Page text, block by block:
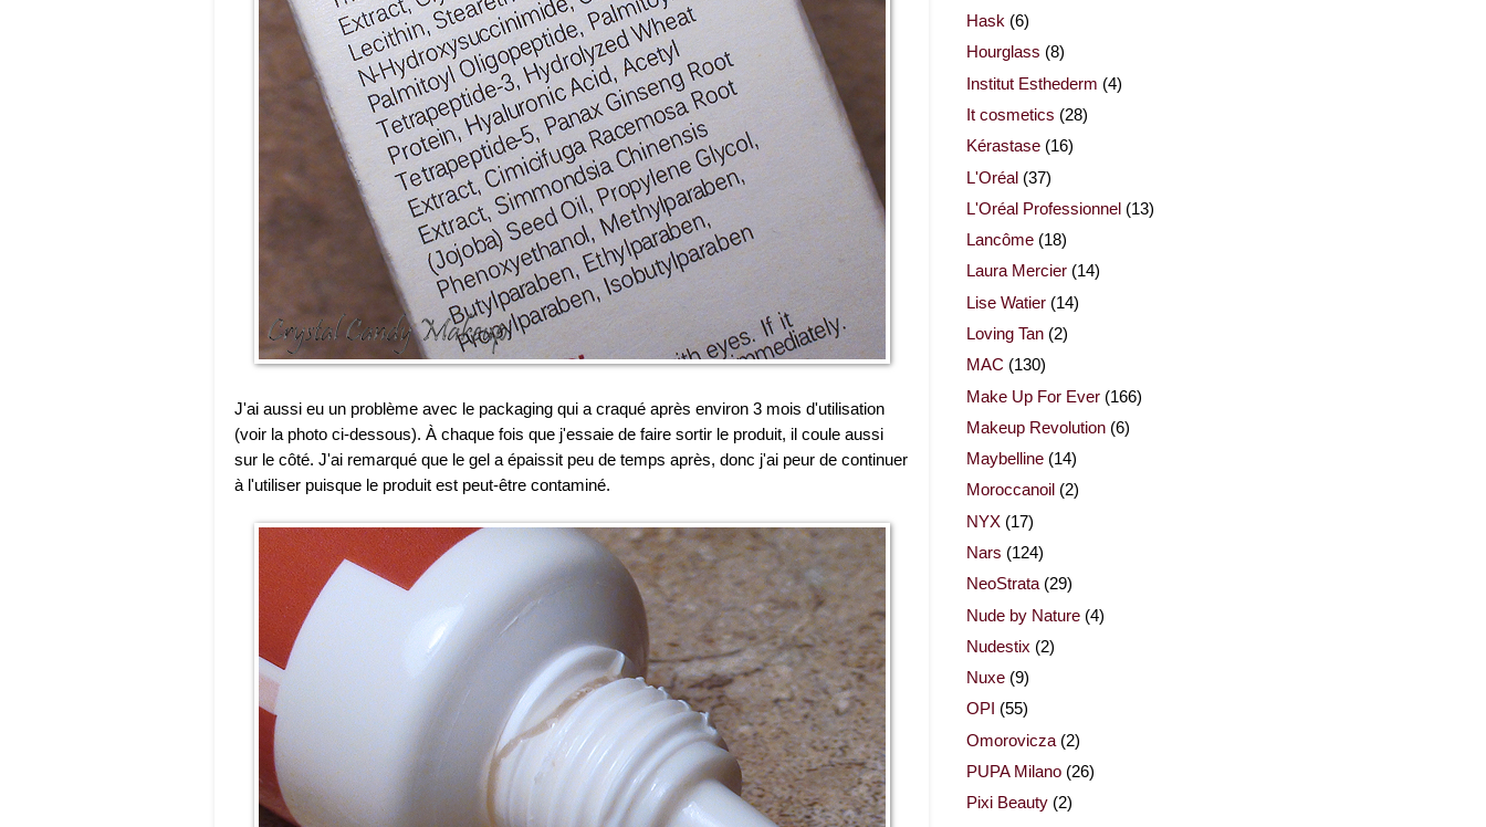
J'ai aussi eu un problème avec le packaging qui a craqué après environ 3 mois d'utilisation
(voir la photo ci-dessous). À chaque fois que j'essaie de faire sortir le produit, il coule aussi
sur le côté. J'ai remarqué que le gel a épaissit peu de temps après, donc j'ai peur de continuer
à l'utiliser puisque le produit est peut-être contaminé.
Hask (6)
Hourglass (8)
Institut Esthederm (4)
It cosmetics (28)
Kérastase (16)
L'Oréal (37)
L'Oréal Professionnel (13)
Lancôme (18)
Laura Mercier (14)
Lise Watier (14)
Loving Tan (2)
MAC (130)
Make Up For Ever (166)
Makeup Revolution (6)
Maybelline (14)
Moroccanoil (2)
NYX (17)
Nars (124)
NeoStrata (29)
Nude by Nature (4)
Nudestix (2)
Nuxe (9)
OPI (55)
Omorovicza (2)
PUPA Milano (26)
Pixi Beauty (2)